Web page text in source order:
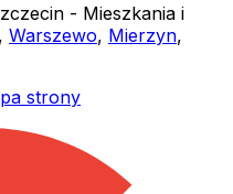
- Mieszkania i
, Warszewo, Mierzyn,
strony